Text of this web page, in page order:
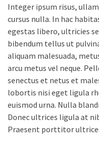
Integer ipsum risus,
cursus nulla. In hac
egestas libero, ultricies
bibendum tellus ut
aliquam malesuada,
arcu metus vel neque.
senectus et netus et
lobortis nisi eget ligula
euismod urna. Nulla
Donec ultrices ligula at
Praesent porttitor